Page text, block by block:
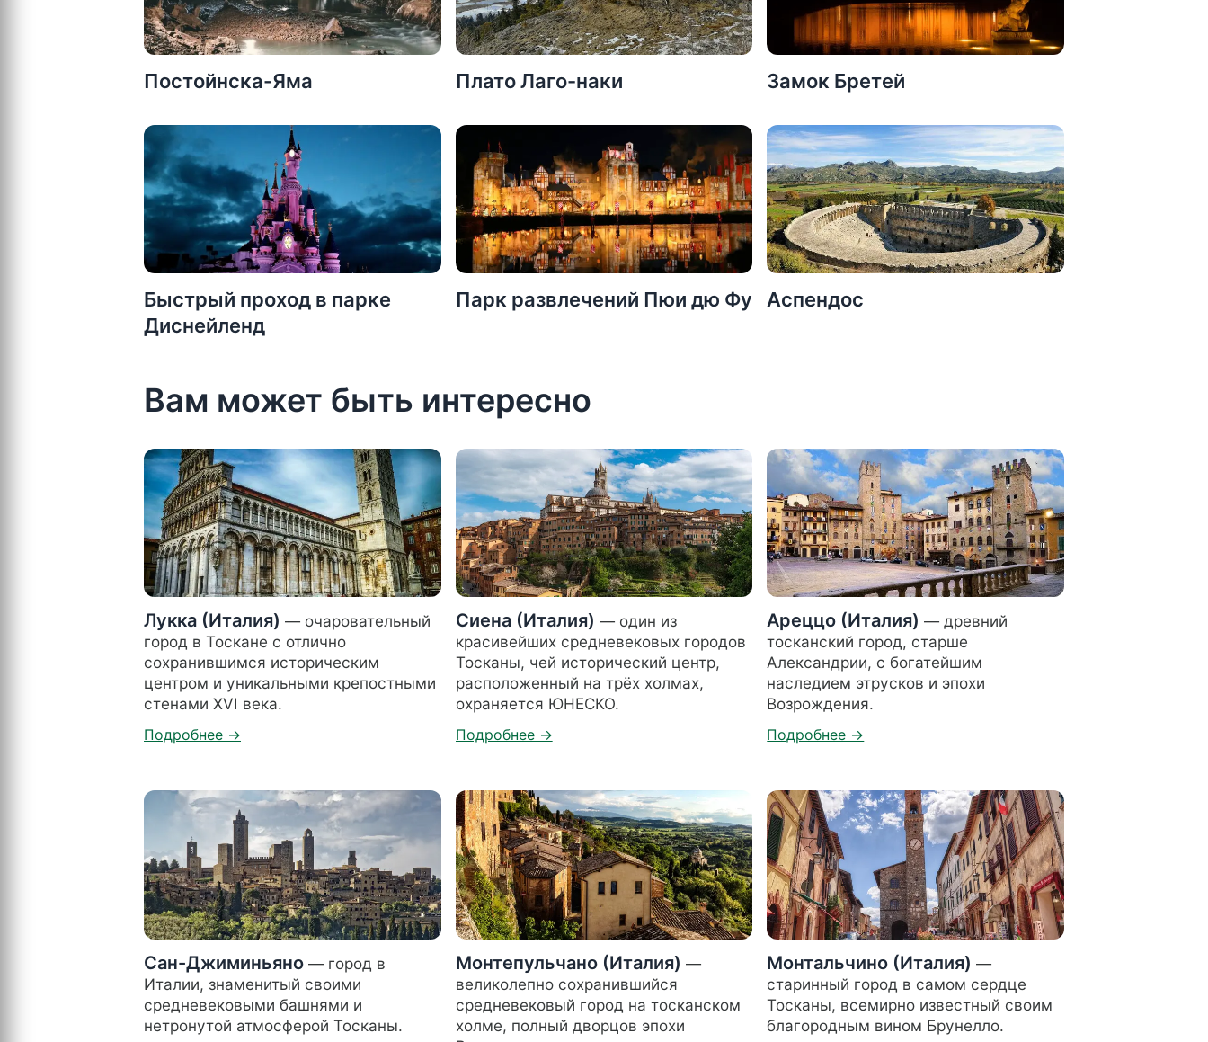
Постойнска-Яма Плато Лаго-наки Замок Бретей
Быстрый проход в парке
Диснейленд
Парк развлечений Пюи дю Фу Аспендос
Вам может быть интересно
Лукка (Италия) — очаровательный
город в Тоскане с отлично
сохранившимся историческим
центром и уникальными крепостными
стенами XVI века.
Сиена (Италия) — один из
красивейших средневековых городов
Тосканы, чей исторический центр,
расположенный на трёх холмах,
охраняется ЮНЕСКО.
Ареццо (Италия) — древний
тосканский город, старше
Александрии, с богатейшим
наследием этрусков и эпохи
Возрождения.
Сан-Джиминьяно — город в
Италии, знаменитый своими
средневековыми башнями и
нетронутой атмосферой Тосканы.
Монтепульчано (Италия) —
великолепно сохранившийся
средневековый город на тосканском
холме, полный дворцов эпохи
Монтальчино (Италия) —
старинный город в самом сердце
Тосканы, всемирно известный своим
благородным вином Брунелло.